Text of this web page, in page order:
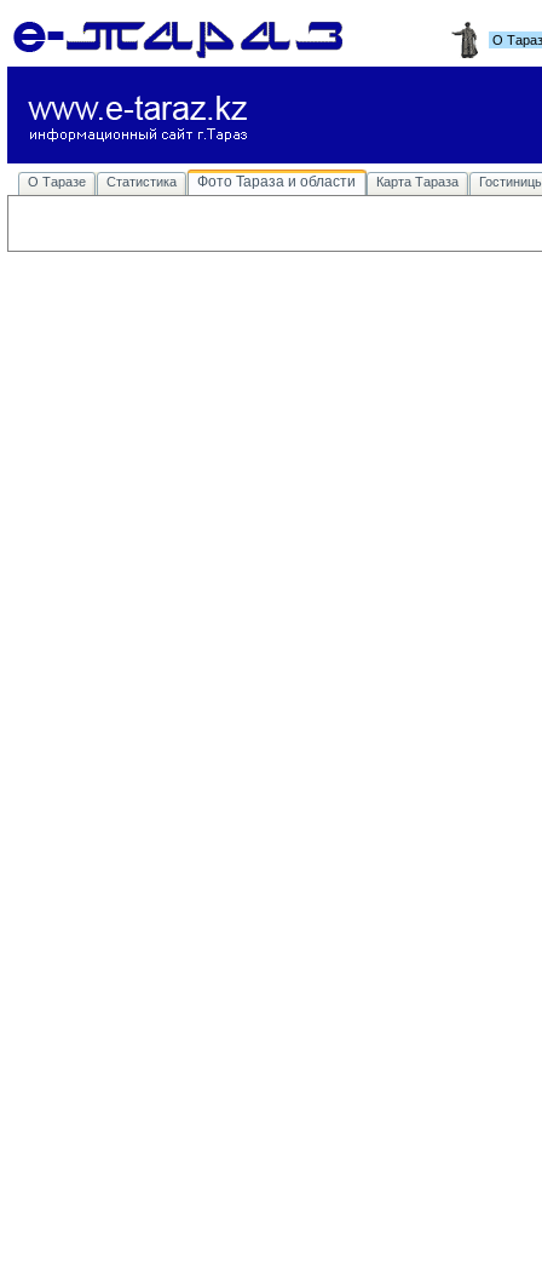
О
О Таразе Статистика Фото Тараза и области Карта Тараза